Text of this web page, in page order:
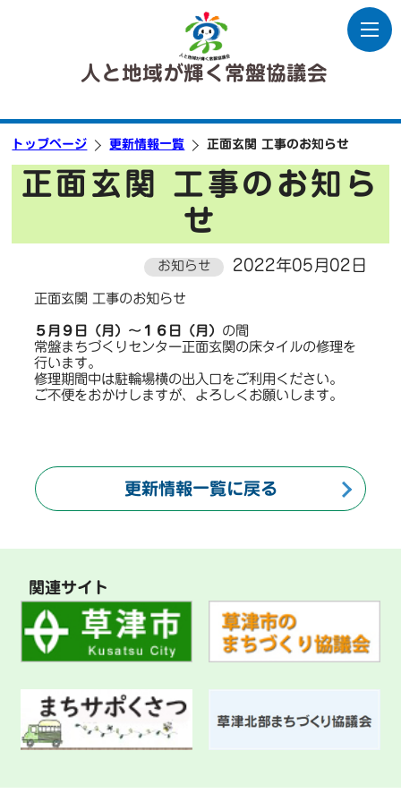
人と地域が輝く常盤協議会
トップページ 更新情報一覧 正面玄関 工事のお知らせ
正面玄関 工事のお知ら
せ
お知らせ 2022年05月02日
正面玄関 工事のお知らせ
５月９日（月）～１６日（月） の間
常盤まちづくりセンター正面玄関の床タイルの修理を
行います。
修理期間中は駐輪場横の出入口をご利用ください。
ご不便をおかけしますが、よろしくお願いします。
更新情報一覧に戻る
関連サイト